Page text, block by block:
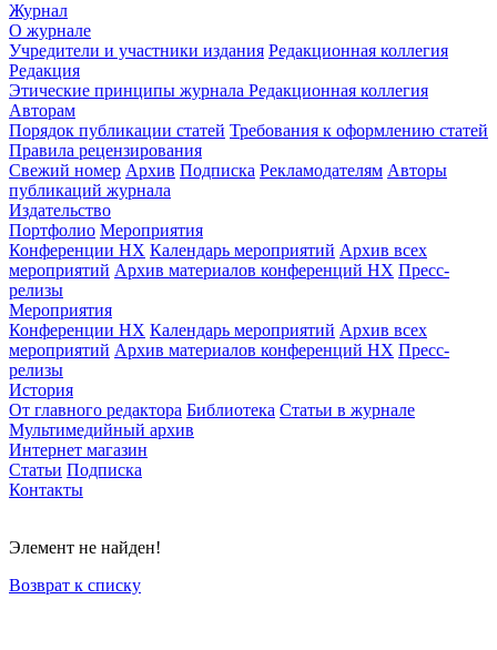
Журнал
О журнале
Учредители и участники издания Редакционная коллегия
Редакция
Этические принципы журнала Редакционная коллегия
Авторам
Порядок публикации статей Требования к оформлению статей
Правила рецензирования
Свежий номер Архив Подписка Рекламодателям Авторы
публикаций журнала
Издательство
Портфолио Мероприятия
Конференции НХ Календарь мероприятий Архив всех
мероприятий Архив материалов конференций НХ Пресс-
релизы
Мероприятия
Конференции НХ Календарь мероприятий Архив всех
мероприятий Архив материалов конференций НХ Пресс-
релизы
История
От главного редактора Библиотека Статьи в журнале
Мультимедийный архив
Интернет магазин
Статьи Подписка
Контакты
Элемент не найден!
Возврат к списку